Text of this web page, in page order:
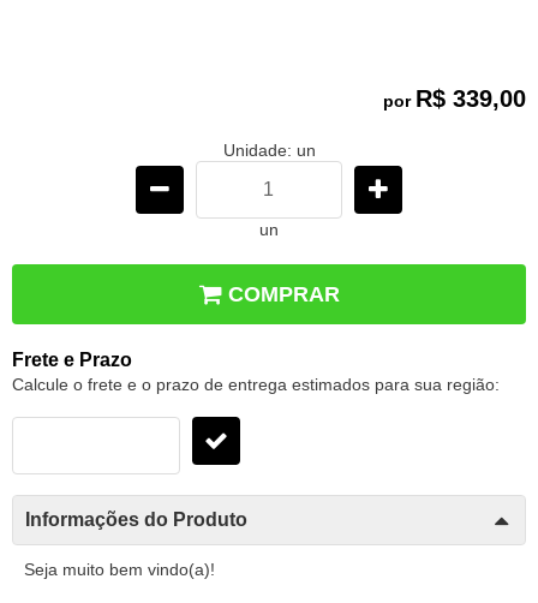
por R$ 339,00
Unidade: un
un
COMPRAR
Frete e Prazo
Calcule o frete e o prazo de entrega estimados para sua região:
Informações do Produto
Seja muito bem vindo(a)!